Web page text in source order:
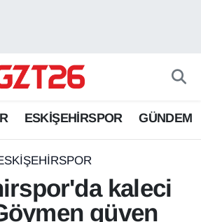
ESKİŞEHİRSPOR GÜNDEM
kaleci
güven
Yoğunluk Haritası
Durumu ve Fikstür